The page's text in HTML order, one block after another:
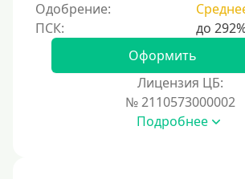
Для иностранных граждан
Для иностранных граждан Украины
Для иностранных граждан Казахстана
Для иностранных граждан
Для иностранных граждан
Одобрение:
Оформить
Лицензия ЦБ:
№ 2110573000002
Подробнее